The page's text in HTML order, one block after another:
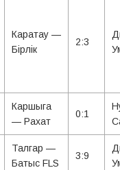
Каратау —
Бiрлiк
2:3
Каршыга
— Рахат
0:1
Талгар —
Батыс FLS
3:9